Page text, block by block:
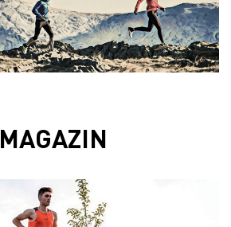
MAGAZIN